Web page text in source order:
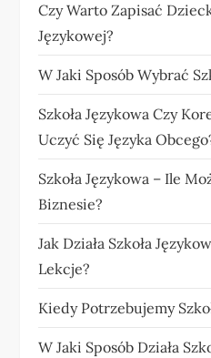
Czy Warto Zapisać
Językowej?
W Jaki Sposób Wybrać
Szkoła Językowa Czy
Uczyć Się Języka
Szkoła Językowa – Ile
Biznesie?
Jak Działa Szkoła
Lekcje?
Kiedy Potrzebujemy
W Jaki Sposób Działa